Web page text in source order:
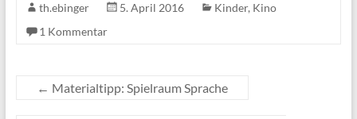
th.ebinger 5. April 2016 Kinder, Kino
1 Kommentar
← Materialtipp: Spielraum Sprache